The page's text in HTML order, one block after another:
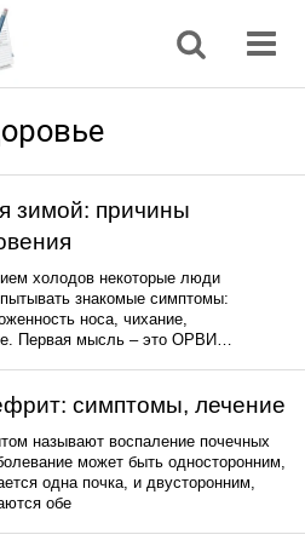
зимой: причины
холодов некоторые люди
знакомые симптомы:
носа, чихание,
Первая мысль – это ОРВИ…
симптомы, лечение
называют воспаление почечных
может быть односторонним,
одна почка, и двусторонним,
обе